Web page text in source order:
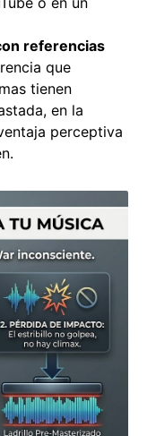
referencias
que
tienen
en la
perceptiva